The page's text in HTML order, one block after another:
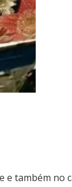
e também no